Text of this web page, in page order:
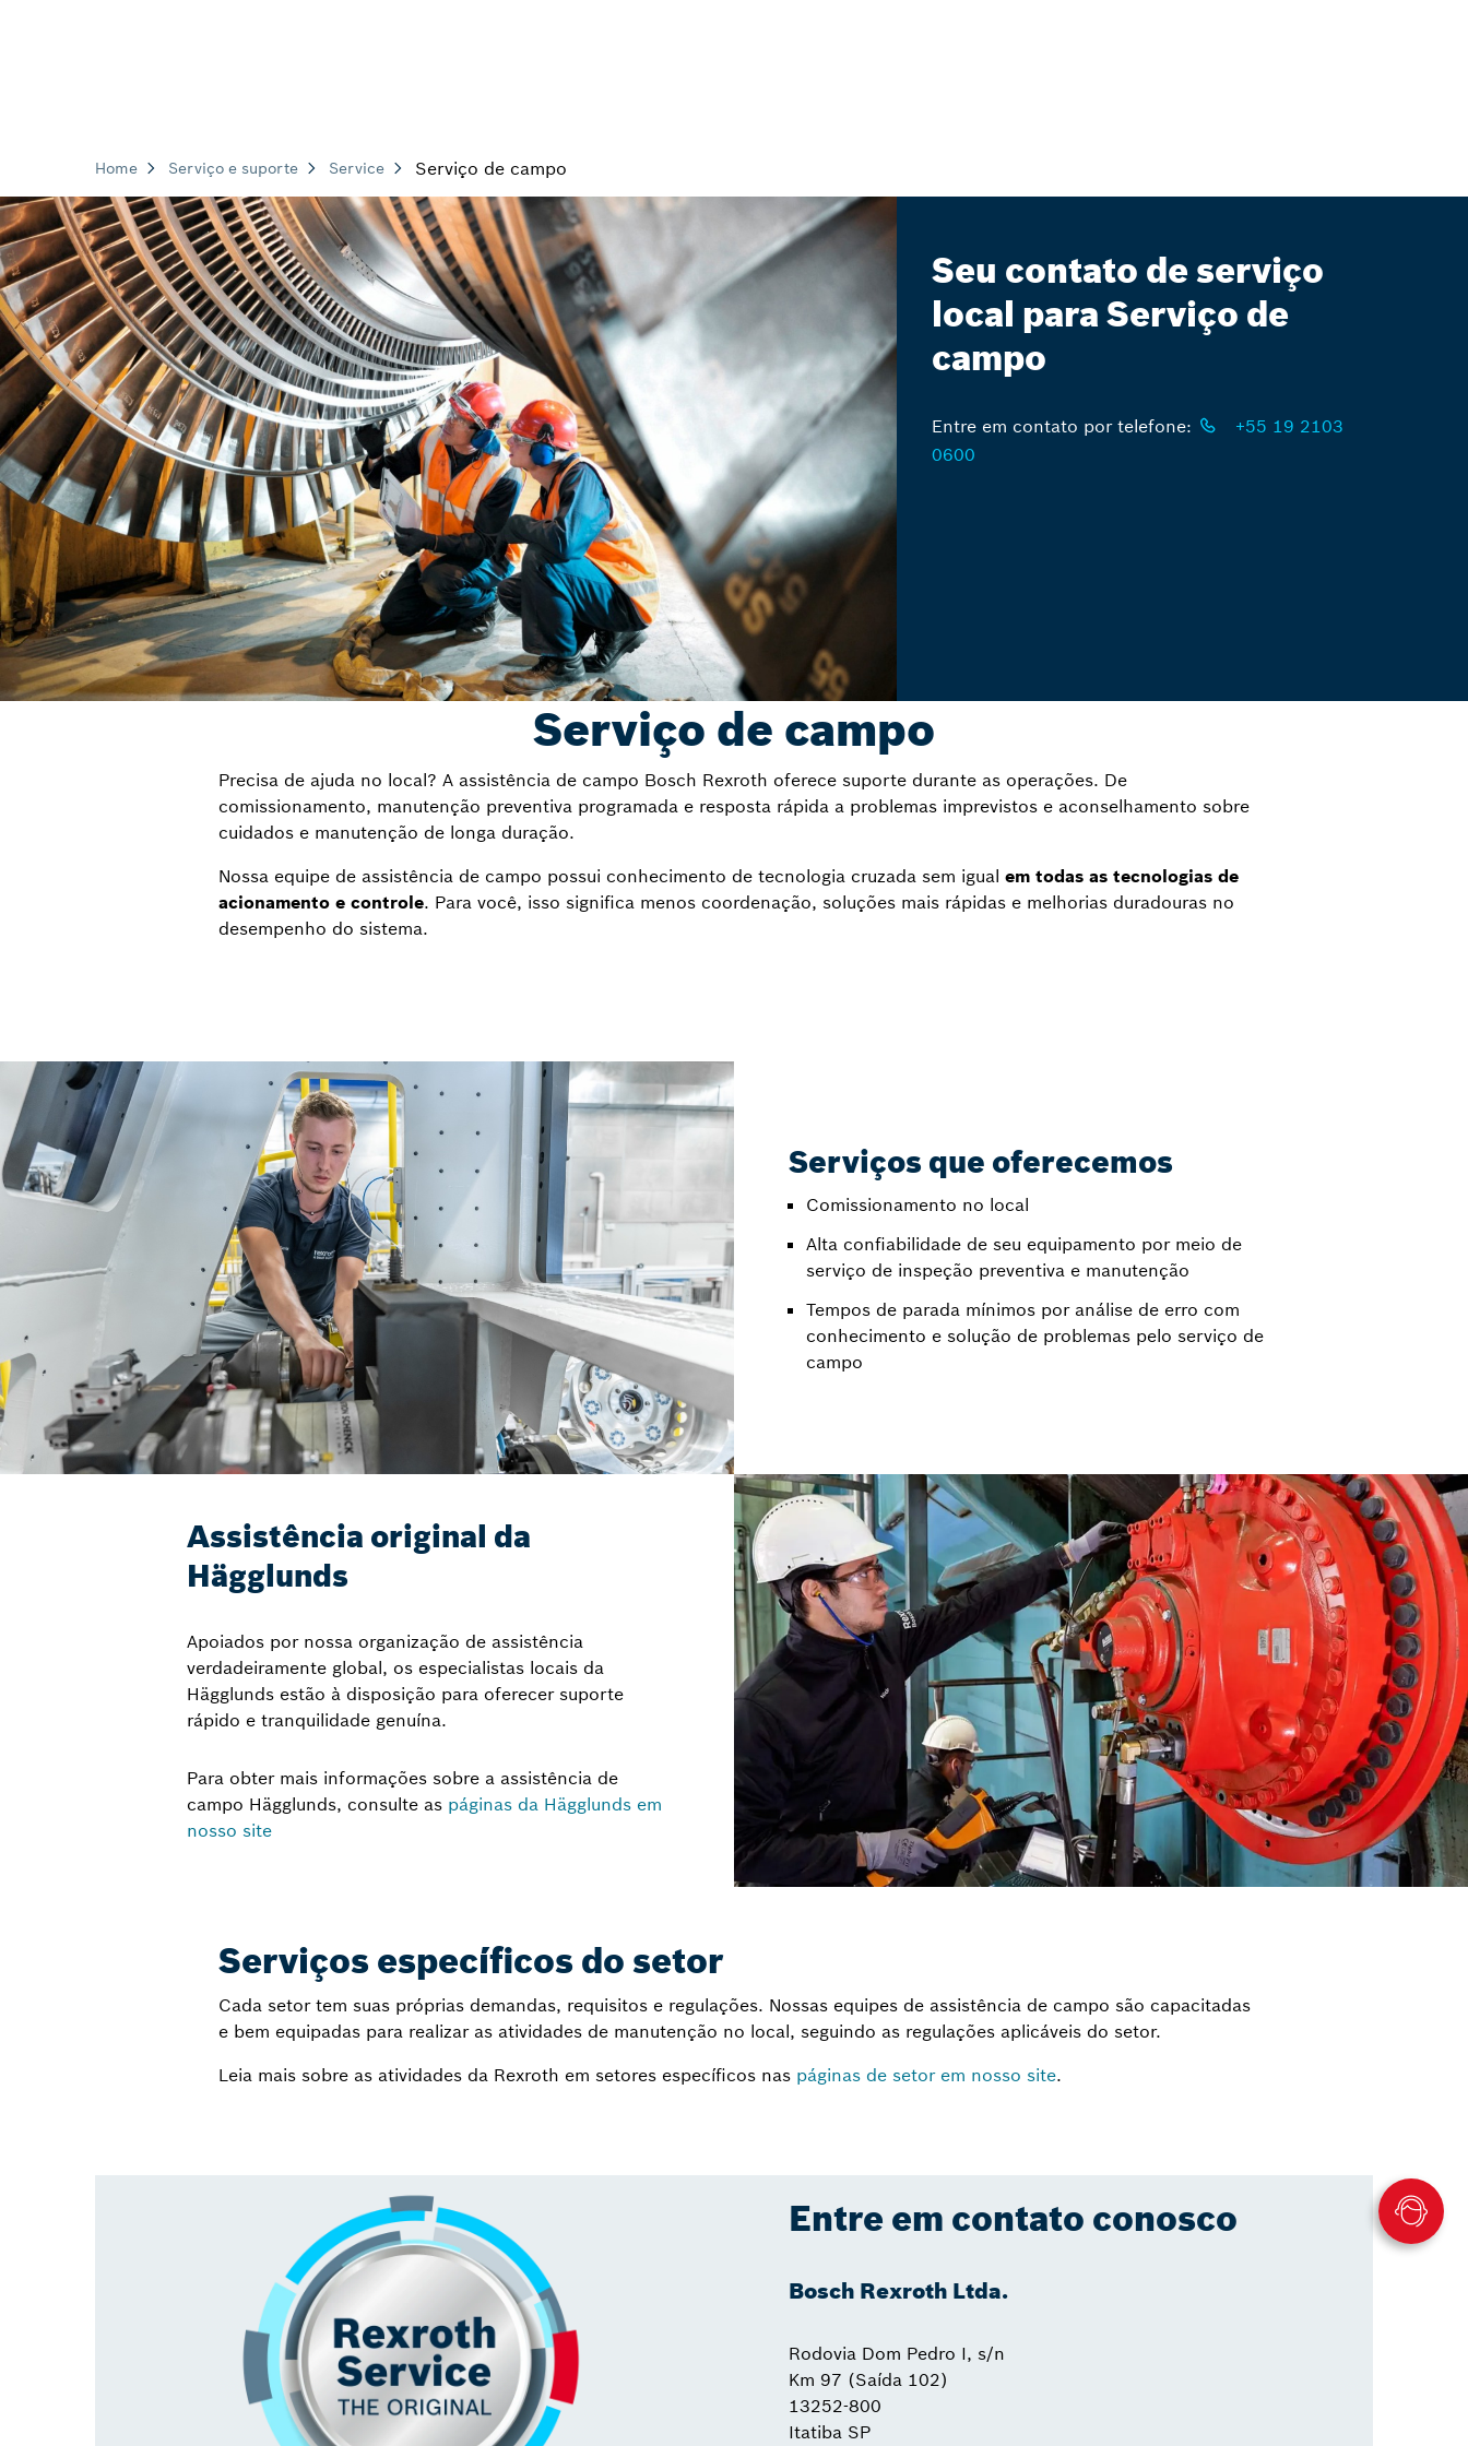
Home Serviço e suporte Service Serviço de campo
Seu contato de serviço
local para Serviço de
campo
Entre em contato por telefone:
+55 19 2103
0600
Serviço de campo
Precisa de ajuda no local? A assistência de campo Bosch Rexroth oferece suporte durante as operações. De
comissionamento, manutenção preventiva programada e resposta rápida a problemas imprevistos e aconselhamento sobre
cuidados e manutenção de longa duração.
Nossa equipe de assistência de campo possui conhecimento de tecnologia cruzada sem igual em todas as tecnologias de
acionamento e controle. Para você, isso significa menos coordenação, soluções mais rápidas e melhorias duradouras no
desempenho do sistema.
Serviços que oferecemos
Comissionamento no local
Alta confiabilidade de seu equipamento por meio de
serviço de inspeção preventiva e manutenção
Tempos de parada mínimos por análise de erro com
conhecimento e solução de problemas pelo serviço de
campo
Assistência original da
Hägglunds
Apoiados por nossa organização de assistência
verdadeiramente global, os especialistas locais da
Hägglunds estão à disposição para oferecer suporte
rápido e tranquilidade genuína.
Para obter mais informações sobre a assistência de
campo Hägglunds, consulte as páginas da Hägglunds em
nosso site
Serviços específicos do setor
Cada setor tem suas próprias demandas, requisitos e regulações. Nossas equipes de assistência de campo são capacitadas
e bem equipadas para realizar as atividades de manutenção no local, seguindo as regulações aplicáveis do setor.
Leia mais sobre as atividades da Rexroth em setores específicos nas páginas de setor em nosso site.
Entre em contato conosco
Bosch Rexroth Ltda.
Rodovia Dom Pedro I, s/n
Km 97 (Saída 102)
13252-800
Itatiba SP